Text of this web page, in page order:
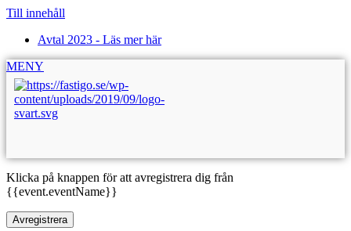
Till innehåll
Avtal 2023 - Läs mer här
MENY
Klicka på knappen för att avregistrera dig från
{{event.eventName}}
Avregistrera